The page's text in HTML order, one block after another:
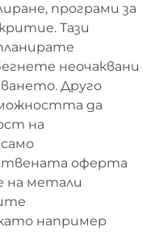
програми за
Тази
неочаквани
Друго
да
на
оферта
на метали
например